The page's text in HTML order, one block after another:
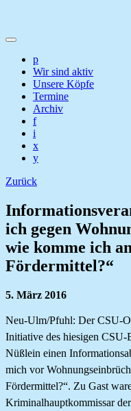
p
Wir sind aktiv
Unsere Köpfe
Termine
Archiv
f
i
x
y
Zurück
ich gegen
wie komme ich
Fördermittel?“
5. März 2016
Neu-Ulm/Pfuhl: Der CSU-
Initiative des hiesigen CSU-
Nüßlein einen
mich vor
Fördermittel?“. Zu Gast
Kriminalhauptkommissar